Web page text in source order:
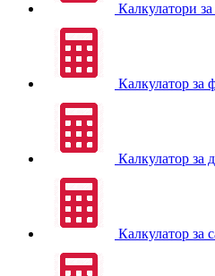
Калкулатори
Калкулатор за
Калкулатор за
Калкулатор за